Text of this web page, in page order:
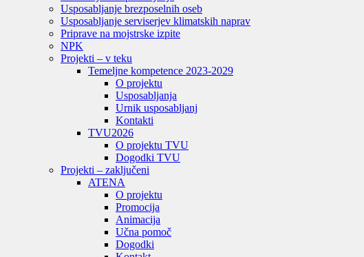
Usposabljanje brezposelnih oseb
Usposabljanje serviserjev klimatskih naprav
Priprave na mojstrske izpite
NPK
Projekti – v teku
Temeljne kompetence 2023-2029
O projektu
Usposabljanja
Urnik usposabljanj
Kontakti
TVU2026
O projektu TVU
Dogodki TVU
Projekti – zaključeni
ATENA
O projektu
Promocija
Animacija
Učna pomoč
Dogodki